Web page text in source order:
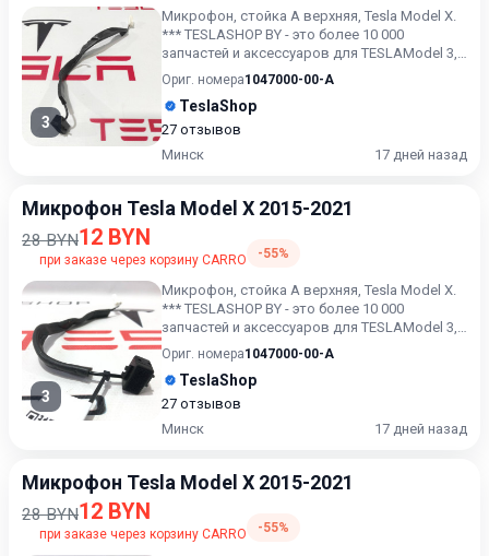
3
Микрофон, стойка А верхняя, Tesla Model X.
*** TESLASHOP BY - это более 10 000
запчастей и аксессуаров для TESLAModel 3,
Model X, Model S, M...
Ориг. номера1047000-00-A
TeslaShop
27 отзывов
Минск
17 дней назад
Микрофон Tesla Model X 2015-2021
28 BYN12 BYN
при заказе через корзину CARRO -55%
3
Микрофон, стойка А верхняя, Tesla Model X.
*** TESLASHOP BY - это более 10 000
запчастей и аксессуаров для TESLAModel 3,
Model X, Model S, M...
Ориг. номера1047000-00-A
TeslaShop
27 отзывов
Минск
17 дней назад
Микрофон Tesla Model X 2015-2021
28 BYN12 BYN
при заказе через корзину CARRO -55%